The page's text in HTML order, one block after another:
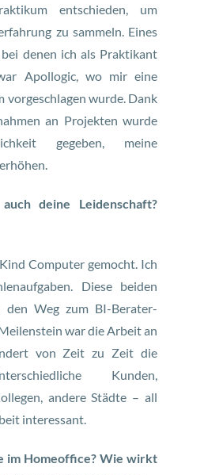
entschieden, um
zu sammeln. Eines
denen ich als Praktikant
Apollogic, wo mir eine
vorgeschlagen wurde. Dank
an Projekten wurde
gegeben, meine
deine Leidenschaft?
Computer gemocht. Ich
Diese beiden
den Weg zum BI-Berater-
war die Arbeit an
von Zeit zu Zeit die
Kunden,
andere Städte – all
interessant.
im Homeoffice? Wie wirkt